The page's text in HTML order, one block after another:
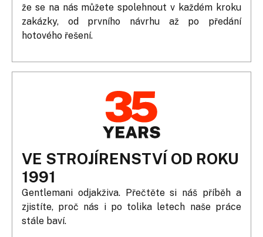
že se na nás můžete spolehnout v každém kroku
zakázky, od prvního návrhu až po předání
hotového řešení.
VE STROJÍRENSTVÍ OD ROKU
1991
Gentlemani odjakživa. Přečtěte si náš příběh a
zjistíte, proč nás i po tolika letech naše práce
stále baví.